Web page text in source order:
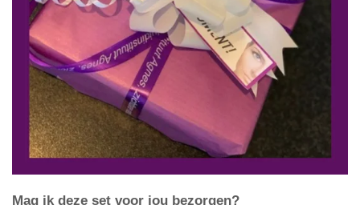
Mag ik deze set voor jou bezorgen?